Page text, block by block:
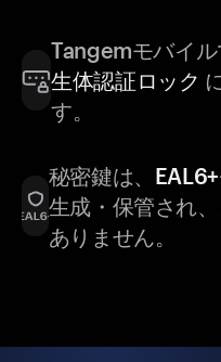
Tangemモバイル
生体認証ロック
す。
秘密鍵は、
生成・保管され
ありません。